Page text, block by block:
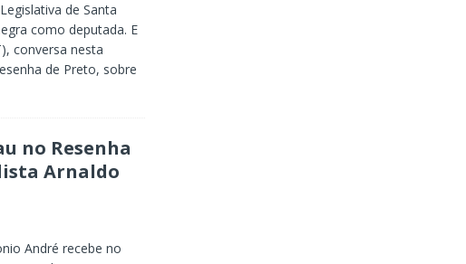
de Santa
como deputada. E
conversa nesta
de Preto, sobre
no Resenha
Arnaldo
André recebe no